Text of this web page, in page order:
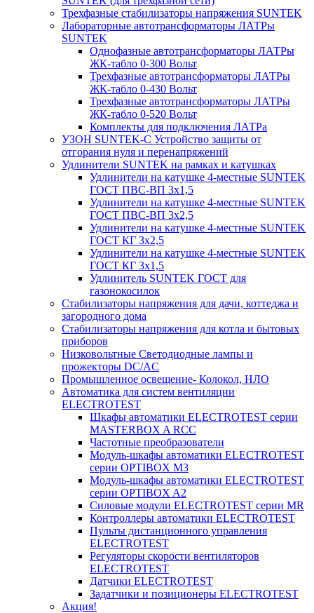
Трехфазные стабилизаторы напряжения SUNTEK
Лабораторные автотрансформаторы ЛАТРы
SUNTEK
Однофазные автотрансформаторы ЛАТРы
ЖК-табло 0-300 Вольт
Трехфазные автотрансформаторы ЛАТРы
ЖК-табло 0-430 Вольт
Трехфазные автотрансформаторы ЛАТРы
ЖК-табло 0-520 Вольт
Комплекты для подключения ЛАТРа
УЗОН SUNTEK-C Устройство защиты от
отгорания нуля и перенапряжений
Удлинители SUNTEK на рамках и катушках
Удлинители на катушке 4-местные SUNTEK
ГОСТ ПВС-ВП 3х1,5
Удлинители на катушке 4-местные SUNTEK
ГОСТ ПВС-ВП 3х2,5
Удлинители на катушке 4-местные SUNTEK
ГОСТ КГ 3х2,5
Удлинители на катушке 4-местные SUNTEK
ГОСТ КГ 3х1,5
Удлинитель SUNTEK ГОСТ для
газонокосилок
Стабилизаторы напряжения для дачи, коттеджа и
загородного дома
Стабилизаторы напряжения для котла и бытовых
приборов
Низковольтные Светодиодные лампы и
прожекторы DC/AC
Промышленное освещение- Колокол, НЛО
Автоматика для систем вентиляции
ELECTROTEST
Шкафы автоматики ELECTROTEST серии
MASTERBOX A RCC
Частотные преобразователи
Модуль-шкафы автоматики ELECTROTEST
серии OPTIBOX M3
Модуль-шкафы автоматики ELECTROTEST
серии OPTIBOX A2
Силовые модули ELECTROTEST серии MR
Контроллеры автоматики ELECTROTEST
Пульты дистанционного управления
ELECTROTEST
Регуляторы скорости вентиляторов
ELECTROTEST
Датчики ELECTROTEST
Задатчики и позиционеры ELECTROTEST
Акция!